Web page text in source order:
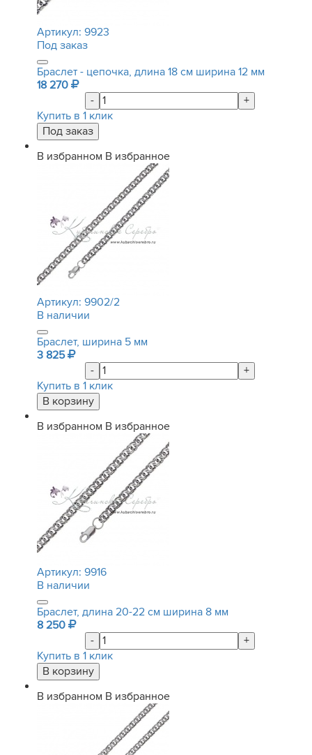
Артикул: 9923
Под заказ
Браслет - цепочка, длина 18 см ширина 12 мм
18 270
-
+
Купить в 1 клик
В избранном В избранное
Артикул: 9902/2
В наличии
Браслет, ширина 5 мм
3 825
-
+
Купить в 1 клик
В избранном В избранное
Артикул: 9916
В наличии
Браслет, длина 20-22 см ширина 8 мм
8 250
-
+
Купить в 1 клик
В избранном В избранное